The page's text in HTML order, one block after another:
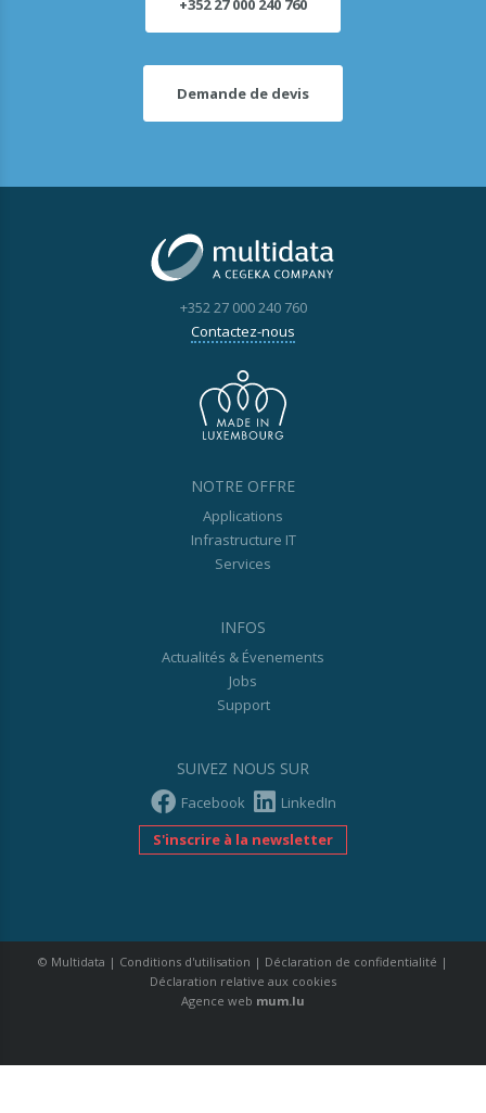
+352 27 000 240 760
Demande de devis
+352 27 000 240 760
Contactez-nous
NOTRE OFFRE
Applications
Infrastructure IT
Services
INFOS
Actualités & Évenements
Jobs
Support
SUIVEZ NOUS SUR
Facebook
LinkedIn
S'inscrire à la newsletter
© Multidata | Conditions d'utilisation | Déclaration de confidentialité |
Déclaration relative aux cookies
Agence web mum.lu